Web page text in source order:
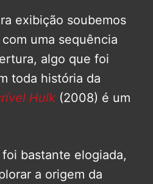
exibição soubemos
uma sequência
algo que foi
toda história da
Hulk (2008) é um
bastante elogiada,
a origem da